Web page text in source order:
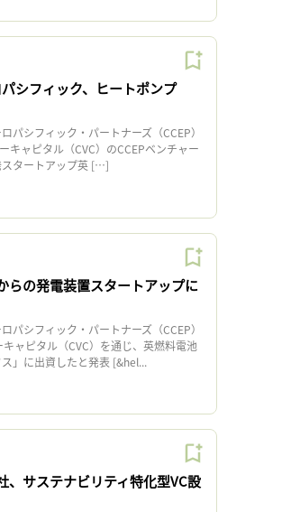
シフィック、ヒートポンプ
シフィック・パートナーズ（CCEP）
キャピタル（CVC）のCCEPベンチャー
スタートアップ英 […]
らの発電装置スタートアップに
シフィック・パートナーズ（CCEP）
ャピタル（CVC）を通じ、英燃料電池
」に出資したと発表 [&hel...
、サステナビリティ特化型VC設